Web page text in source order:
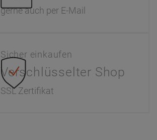
gerne auch per E-Mail
Sicher einkaufen
Verschlüsselter Shop
SSL Zertifikat